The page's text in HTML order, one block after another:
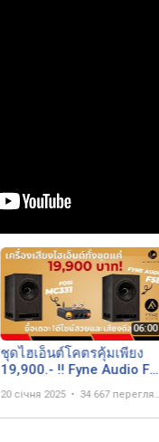
ชุดไฮเอ็นต์โคตรคุ้มเพียง
19,900.- ‼️ Fyne Audio F5E
กว่านี้ไม่มีอีกแล้ว!
20 січня 2025 34 667 переглядів